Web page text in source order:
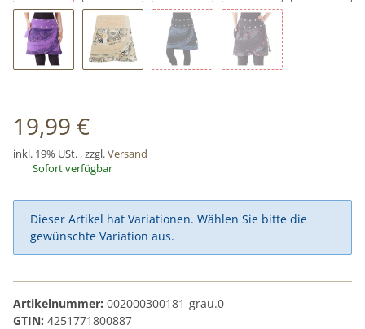
Schwarz Braun Rot Grün
19,99 €
inkl. 19% USt. , zzgl.Versand
Sofort verfügbar
x
Dieser Artikel hat Variationen. Wählen Sie bitte die
gewünschte Variation aus.
Artikelnummer: 002000300181-grau.0
GTIN: 4251771800887